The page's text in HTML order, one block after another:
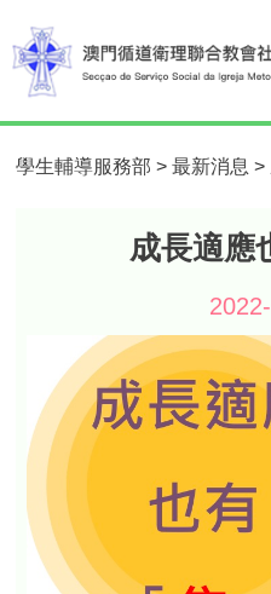
學生輔導服務部 > 最新消息 >
成長適應